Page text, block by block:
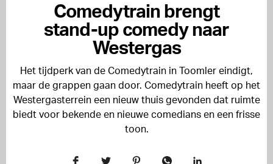
Comedytrain brengt
stand-up comedy naar
Westergas
Het tijdperk van de Comedytrain in Toomler eindigt,
maar de grappen gaan door. Comedytrain heeft op het
Westergasterrein een nieuw thuis gevonden dat ruimte
biedt voor bekende en nieuwe comedians en een frisse
toon.